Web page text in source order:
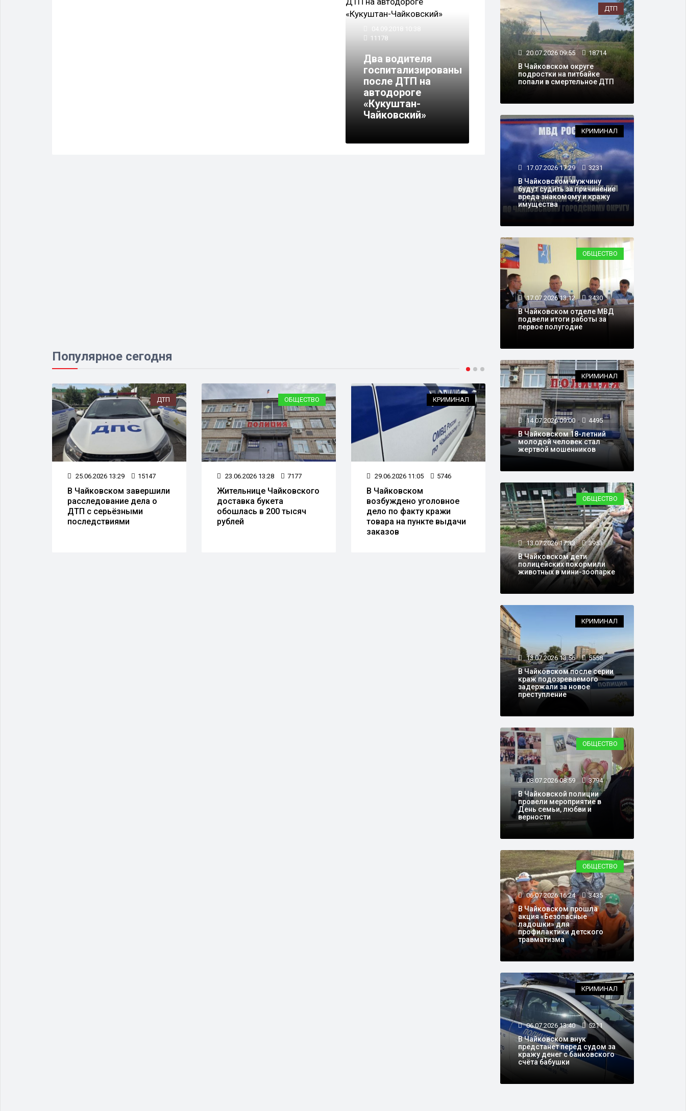
04.09.2018 10:38
11178
Два водителя
госпитализированы
после ДТП на
автодороге
«Кукуштан-
Чайковский»
Популярное сегодня
ДТП
25.06.2026 13:29 15147
В Чайковском завершили
расследование дела о
ДТП с серьёзными
последствиями
ОБЩЕСТВО
23.06.2026 13:28 7177
Жительнице Чайковского
доставка букета
обошлась в 200 тысяч
рублей
КРИМИНАЛ
29.06.2026 11:05 5746
В Чайковском
возбуждено уголовное
дело по факту кражи
товара на пункте выдачи
заказов
КРИМИНАЛ
13.07.2026 13:56
В Чайковском после
серии краж
подозреваемого
задержали за новое
преступление
ДТП
20.07.2026 09:55 18714
В Чайковском округе
подростки на питбайке
попали в смертельное ДТП
КРИМИНАЛ
17.07.2026 17:29 3231
В Чайковском мужчину
будут судить за причинение
вреда знакомому и кражу
имущества
ОБЩЕСТВО
17.07.2026 13:12 3430
В Чайковском отделе МВД
подвели итоги работы за
первое полугодие
КРИМИНАЛ
14.07.2026 09:00 4495
В Чайковском 18-летний
молодой человек стал
жертвой мошенников
ОБЩЕСТВО
13.07.2026 17:33 3953
В Чайковском дети
полицейских покормили
животных в мини-зоопарке
КРИМИНАЛ
13.07.2026 13:56 5558
В Чайковском после серии
краж подозреваемого
задержали за новое
преступление
ОБЩЕСТВО
08.07.2026 08:59 3794
В Чайковской полиции
провели мероприятие в
День семьи, любви и
верности
ОБЩЕСТВО
06.07.2026 16:24 3435
В Чайковском прошла
акция «Безопасные
ладошки» для
профилактики детского
травматизма
КРИМИНАЛ
06.07.2026 13:40 5211
В Чайковском внук
предстанет перед судом за
кражу денег с банковского
счёта бабушки